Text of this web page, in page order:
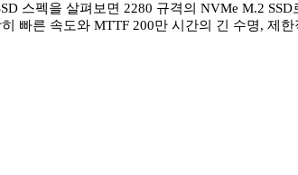
스펙을 살펴보면 2280 규격의 NVMe M.2
빠른 속도와 MTTF 200만 시간의 긴 수명, 제